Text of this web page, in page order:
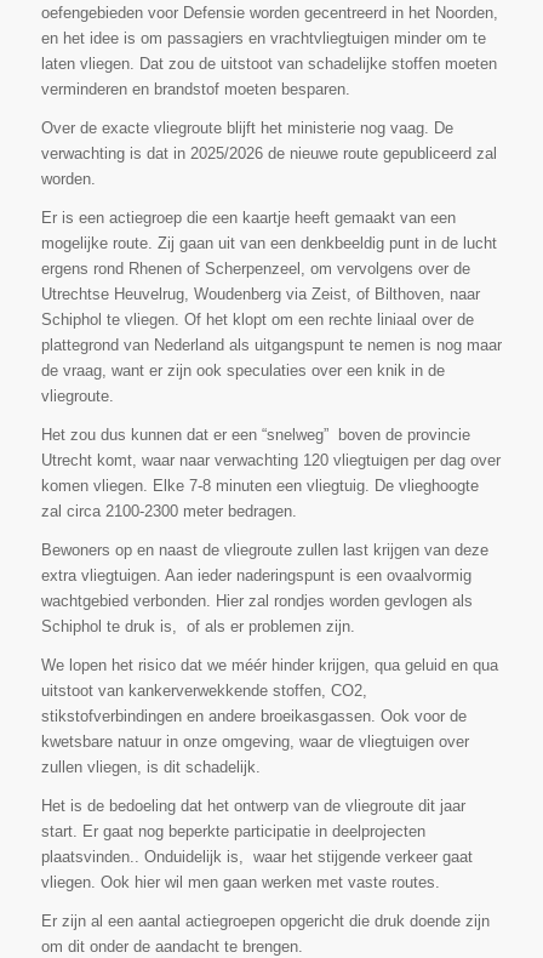
oefengebieden voor Defensie worden gecentreerd in het Noorden,
en het idee is om passagiers en vrachtvliegtuigen minder om te
laten vliegen. Dat zou de uitstoot van schadelijke stoffen moeten
verminderen en brandstof moeten besparen.
Over de exacte vliegroute blijft het ministerie nog vaag. De
verwachting is dat in 2025/2026 de nieuwe route gepubliceerd zal
worden.
Er is een actiegroep die een kaartje heeft gemaakt van een
mogelijke route. Zij gaan uit van een denkbeeldig punt in de lucht
ergens rond Rhenen of Scherpenzeel, om vervolgens over de
Utrechtse Heuvelrug, Woudenberg via Zeist, of Bilthoven, naar
Schiphol te vliegen. Of het klopt om een rechte liniaal over de
plattegrond van Nederland als uitgangspunt te nemen is nog maar
de vraag, want er zijn ook speculaties over een knik in de
vliegroute.
Het zou dus kunnen dat er een “snelweg” boven de provincie
Utrecht komt, waar naar verwachting 120 vliegtuigen per dag over
komen vliegen. Elke 7-8 minuten een vliegtuig. De vlieghoogte
zal circa 2100-2300 meter bedragen.
Bewoners op en naast de vliegroute zullen last krijgen van deze
extra vliegtuigen. Aan ieder naderingspunt is een ovaalvormig
wachtgebied verbonden. Hier zal rondjes worden gevlogen als
Schiphol te druk is, of als er problemen zijn.
We lopen het risico dat we méér hinder krijgen, qua geluid en qua
uitstoot van kankerverwekkende stoffen, CO2,
stikstofverbindingen en andere broeikasgassen. Ook voor de
kwetsbare natuur in onze omgeving, waar de vliegtuigen over
zullen vliegen, is dit schadelijk.
Het is de bedoeling dat het ontwerp van de vliegroute dit jaar
start. Er gaat nog beperkte participatie in deelprojecten
plaatsvinden.. Onduidelijk is, waar het stijgende verkeer gaat
vliegen. Ook hier wil men gaan werken met vaste routes.
Er zijn al een aantal actiegroepen opgericht die druk doende zijn
om dit onder de aandacht te brengen.